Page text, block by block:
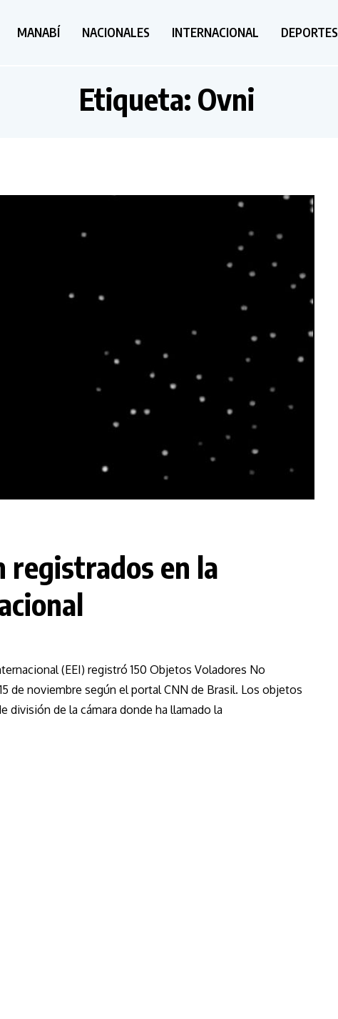
MANABÍ NACIONALES INTERNACIONAL DEPORTES
Etiqueta: Ovni
registrados en la
(EEI) registró 150 Objetos Voladores No
de noviembre según el portal CNN de Brasil. Los objetos
de la cámara donde ha llamado la